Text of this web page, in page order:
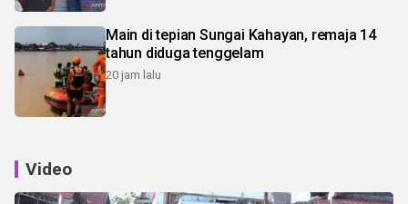
Main di tepian Sungai Kahayan, remaja 14
tahun diduga tenggelam
20 jam lalu
Video